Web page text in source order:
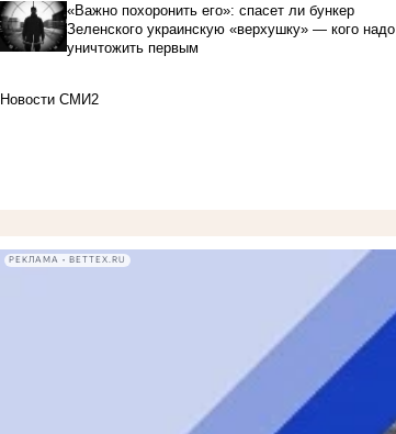
«Важно похоронить его»: спасет ли бункер
Зеленского украинскую «верхушку» — кого надо
уничтожить первым
Новости СМИ2
РЕКЛАМА • BETTEX.RU